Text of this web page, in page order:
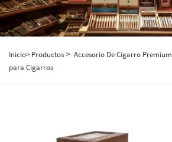
Inicio> Productos> Accesorio De Cigarro Premium
para Cigarros